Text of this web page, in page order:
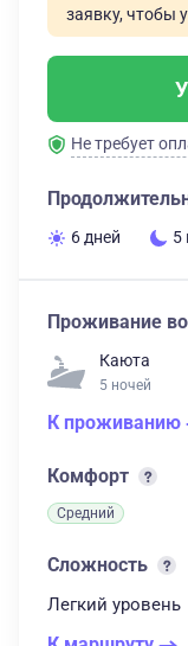
заявку, чтобы
Не требует
6 дней 5
Проживание
Каюта
5 ночей
К проживанию
Комфорт
Средний
Сложность
Легкий уровень